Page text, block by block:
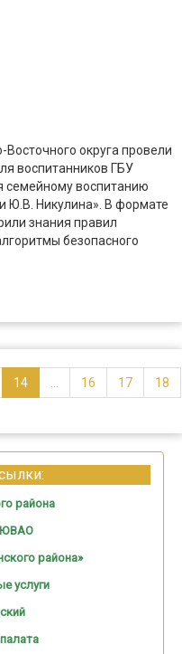
округа провели
воспитанников ГБУ
семейному воспитанию
Ю.В. Никулина». В формате
знания правил
безопасного
14 16 17 18
района
ЮВАО
района»
услуги